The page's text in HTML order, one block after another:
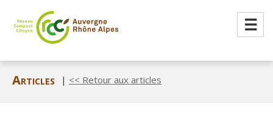
☰
Articles | << Retour aux articles